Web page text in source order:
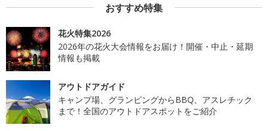
おすすめ特集
花火特集2026
2026年の花火大会情報をお届け！開催・中止・延期
情報も掲載
アウトドアガイド
キャンプ場、グランピングからBBQ、アスレチック
まで！全国のアウトドアスポットをご紹介